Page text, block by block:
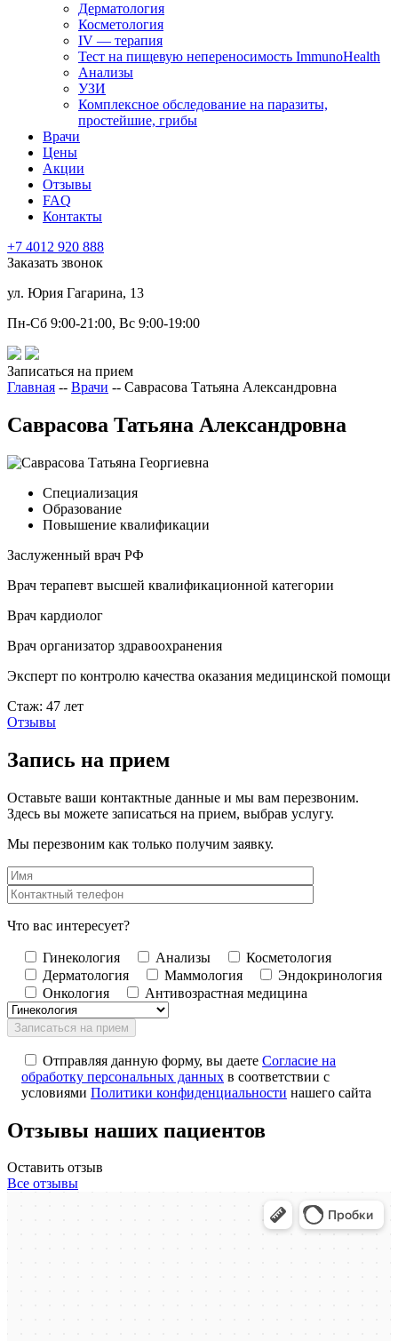
Дерматология
Косметология
IV — терапия
Тест на пищевую непереносимость ImmunoHealth
Анализы
УЗИ
Комплексное обследование на паразиты,
простейшие, грибы
Врачи
Цены
Акции
Отзывы
FAQ
Контакты
+7 4012 920 888
Заказать звонок
ул. Юрия Гагарина, 13
Пн-Сб 9:00-21:00, Вс 9:00-19:00
Записаться на прием
Главная -- Врачи -- Саврасова Татьяна Александровна
Саврасова Татьяна Александровна
Специализация
Образование
Повышение квалификации
Заслуженный врач РФ
Врач терапевт высшей квалификационной категории
Врач кардиолог
Врач организатор здравоохранения
Эксперт по контролю качества оказания медицинской помощи
Стаж: 47 лет
Отзывы
Запись на прием
Оставьте ваши контактные данные и мы вам перезвоним.
Здесь вы можете записаться на прием, выбрав услугу.
Мы перезвоним как только получим заявку.
Что вас интересует?
Гинекология Анализы
Косметология
Дерматология
Маммология
Эндокринология
Онкология
Антивозрастная медицина
Отправляя данную форму, вы даете Согласие на
обработку персональных данных в соответствии с
условиями Политики конфиденциальности нашего сайта
Отзывы наших пациентов
Оставить отзыв
Все отзывы